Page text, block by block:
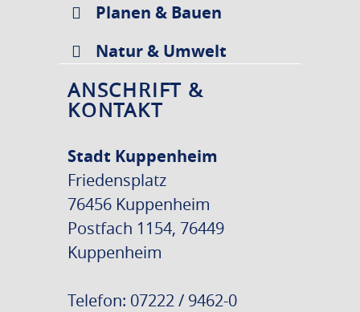
Planen & Bauen
Natur & Umwelt
ANSCHRIFT &
KONTAKT
Stadt Kuppenheim
Friedensplatz
76456 Kuppenheim
Postfach 1154, 76449
Kuppenheim
Telefon: 07222 / 9462-0